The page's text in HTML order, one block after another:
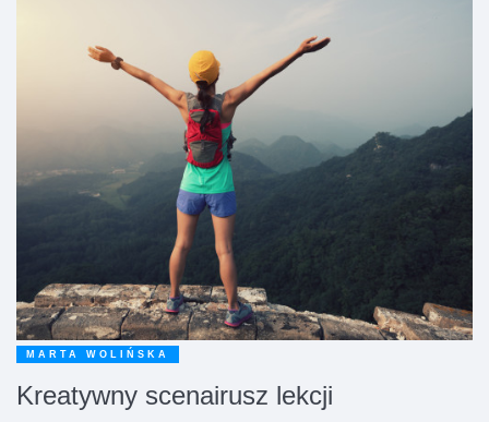
MARTA WOLIŃSKA
Kreatywny scenairusz lekcji